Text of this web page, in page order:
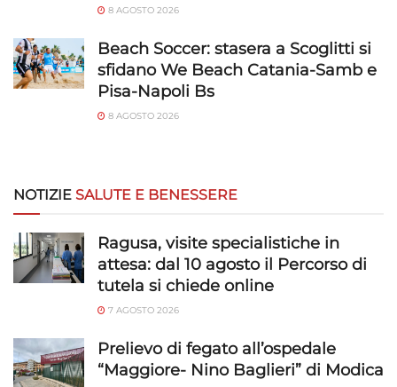
Salvare e comunicare le scelte sulla
privacy.
8 AGOSTO 2026
Beach Soccer: stasera a Scoglitti si
sfidano We Beach Catania-Samb e
Pisa-Napoli Bs
8 AGOSTO 2026
NOTIZIE SALUTE E BENESSERE
Ragusa, visite specialistiche in
attesa: dal 10 agosto il Percorso di
tutela si chiede online
7 AGOSTO 2026
Prelievo di fegato all’ospedale
“Maggiore- Nino Baglieri” di Modica